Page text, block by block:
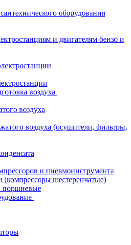
оборудования
и двигателям бензо и
воздуха
воздуха
воздуха (осушители, фильтры,
и пневмоинструмента
(компрессоры шестеренчатые)
поршневые